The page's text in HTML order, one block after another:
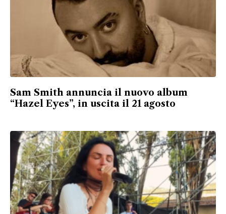
Sam Smith annuncia il nuovo album
“Hazel Eyes”, in uscita il 21 agosto